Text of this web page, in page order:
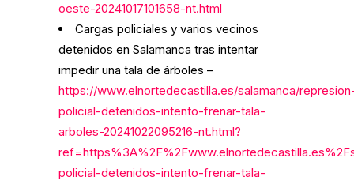
oeste-20241017101658-nt.html
Cargas policiales y varios vecinos
detenidos en Salamanca tras intentar
impedir una tala de árboles –
https://www.elnortedecastilla.es/salamanca/
policial-detenidos-intento-frenar-tala-
arboles-20241022095216-nt.html?
policial-detenidos-intento-frenar-tala-